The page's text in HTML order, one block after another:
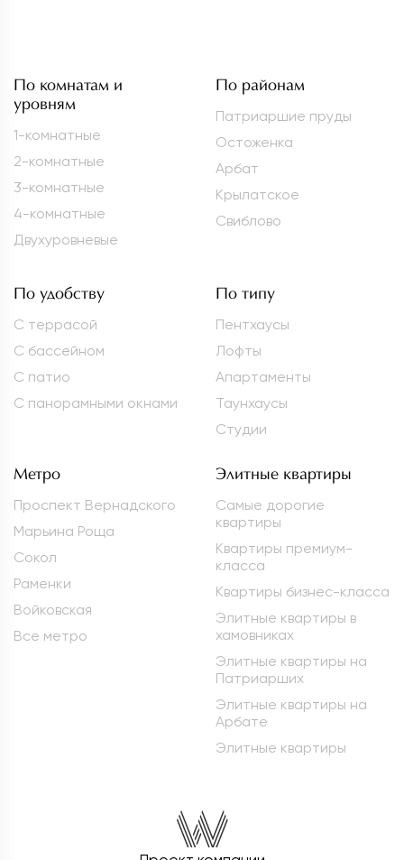
По комнатам и
уровням
1-комнатные
2-комнатные
3-комнатные
4-комнатные
Двухуровневые
По районам
Патриаршие пруды
Остоженка
Арбат
Крылатское
Свиблово
По удобству
С террасой
С бассейном
С патио
С панорамными окнами
По типу
Пентхаусы
Лофты
Апартаменты
Таунхаусы
Студии
Метро
Проспект Вернадского
Марьина Роща
Сокол
Раменки
Войковская
Все метро
Элитные квартиры
Самые дорогие
квартиры
Квартиры премиум-
класса
Квартиры бизнес-класса
Элитные квартиры в
хамовниках
Элитные квартиры на
Патриарших
Элитные квартиры на
Арбате
Элитные квартиры